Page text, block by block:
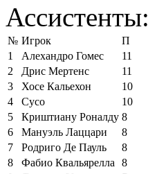
Ассистенты:
№ Игрок
П
1
Алехандро Гомес
11
2
Дрис Мертенс
11
3
Хосе Кальехон
10
4
Сусо
10
5
Криштиану Роналду 8
6
Мануэль Лаццари
8
7
Родриго Де Пауль
8
8
Фабио Квальярелла
8